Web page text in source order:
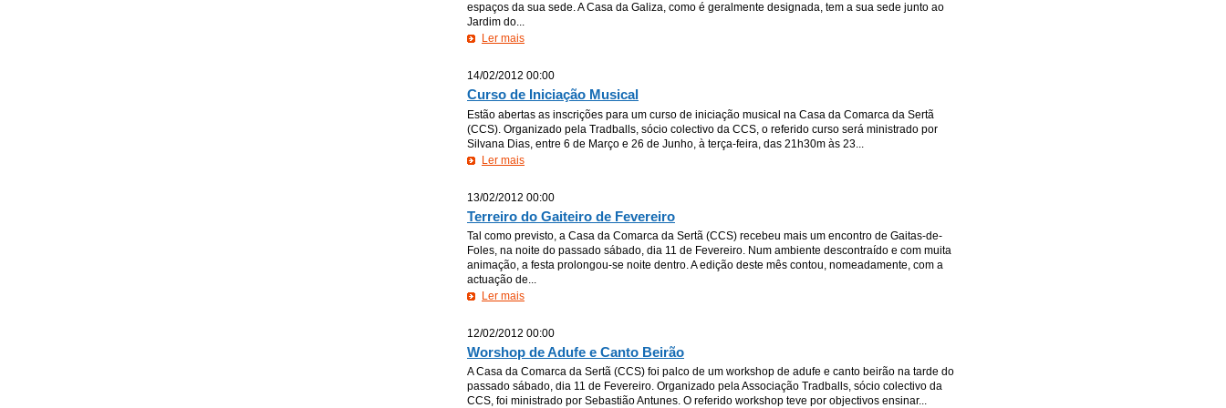
espaços da sua sede. A Casa da Galiza, como é geralmente designada, tem a sua sede junto ao
Jardim do...
Ler mais
14/02/2012 00:00
Curso de Iniciação Musical
Estão abertas as inscrições para um curso de iniciação musical na Casa da Comarca da Sertã
(CCS). Organizado pela Tradballs, sócio colectivo da CCS, o referido curso será ministrado por
Silvana Dias, entre 6 de Março e 26 de Junho, à terça-feira, das 21h30m às 23...
Ler mais
13/02/2012 00:00
Terreiro do Gaiteiro de Fevereiro
Tal como previsto, a Casa da Comarca da Sertã (CCS) recebeu mais um encontro de Gaitas-de-
Foles, na noite do passado sábado, dia 11 de Fevereiro. Num ambiente descontraído e com muita
animação, a festa prolongou-se noite dentro. A edição deste mês contou, nomeadamente, com a
actuação de...
Ler mais
12/02/2012 00:00
Worshop de Adufe e Canto Beirão
A Casa da Comarca da Sertã (CCS) foi palco de um workshop de adufe e canto beirão na tarde do
passado sábado, dia 11 de Fevereiro. Organizado pela Associação Tradballs, sócio colectivo da
CCS, foi ministrado por Sebastião Antunes. O referido workshop teve por objectivos ensinar...